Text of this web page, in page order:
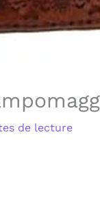
de lecture